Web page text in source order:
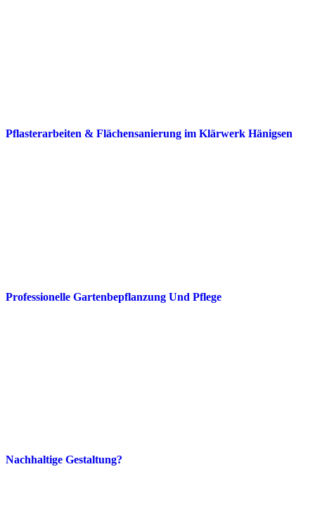
Pflasterarbeiten & Flächensanierung im Klärwerk Hänigsen
Professionelle Gartenbepflanzung Und Pflege
Nachhaltige Gestaltung?